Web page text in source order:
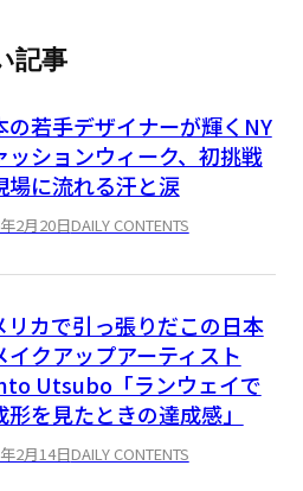
記事
の若手デザイナーが輝くNY
ッションウィーク、初挑戦
場に流れる汗と涙
2月20日DAILY CONTENTS
リカで引っ張りだこの日本
イクアップアーティスト
Utsubo「ランウェイで
形を見たときの達成感」
2月14日DAILY CONTENTS